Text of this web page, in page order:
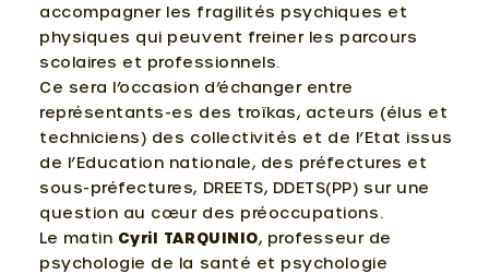
accompagner les fragilités psychiques et
physiques qui peuvent freiner les parcours
scolaires et professionnels.
Ce sera l’occasion d’échanger entre
représentants-es des troïkas, acteurs (élus et
techniciens) des collectivités et de l’Etat issus
de l’Education nationale, des préfectures et
sous-préfectures, DREETS, DDETS(PP) sur une
question au cœur des préoccupations.
Le matin Cyril TARQUINIO, professeur de
psychologie de la santé et psychologie